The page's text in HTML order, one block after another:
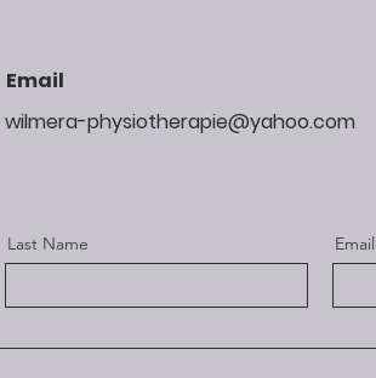
Email
wilmera-physiotherapie@yahoo.com
Last Name Email